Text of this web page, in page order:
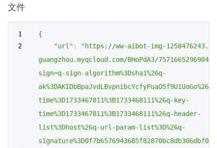
文件
{
"url" :
"https://ww-aibot-img-
guangzhou.myqcloud.com/BHoPdA3/
sign=q-sign-algorithm%3Dsha1%26q-
time%3D1733467811%3B1733468111%26q-key-
time%3D1733467811%3B1733468111%26q-header-
list%3Dhost%26q-url-param-list%3D%26q-